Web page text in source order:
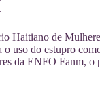
Haitiano de
uso do estupro
da ENFO Fanm, o